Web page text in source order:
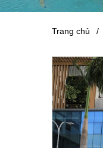
Trang chủ /